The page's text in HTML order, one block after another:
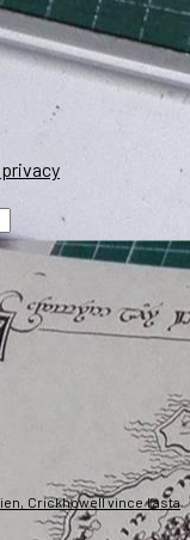
Crickhowell vince l’asta